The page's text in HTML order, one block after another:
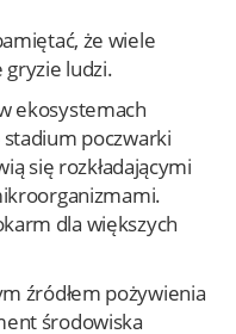
że wiele
ludzi.
ekosystemach
poczwarki
się rozkładającymi
dla większych
źródłem pożywienia
środowiska